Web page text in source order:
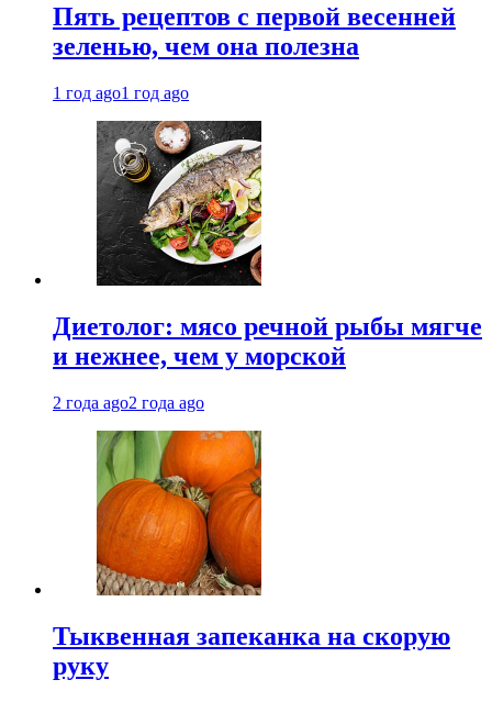
Пять рецептов с первой весенней
зеленью, чем она полезна
1 год ago1 год ago
Диетолог: мясо речной рыбы мягче
и нежнее, чем у морской
2 года ago2 года ago
Тыквенная запеканка на скорую
руку